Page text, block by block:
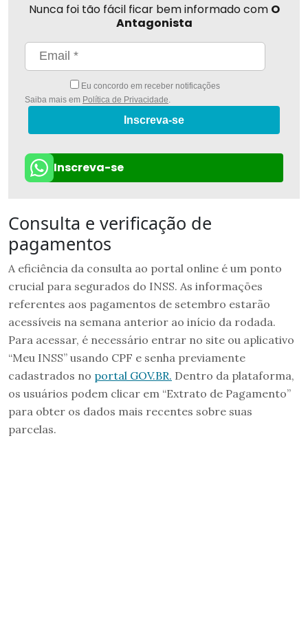
Nunca foi tão fácil ficar bem informado com O
Antagonista
Eu concordo em receber notificações
Saiba mais em Política de Privacidade
Inscreva-se
Inscreva-se
Consulta e verificação de
pagamentos
A eficiência da consulta ao portal online é um ponto
crucial para segurados do INSS. As informações
referentes aos pagamentos de setembro estarão
acessíveis na semana anterior ao início da rodada.
Para acessar, é necessário entrar no site ou aplicativo
“Meu INSS” usando CPF e senha previamente
cadastrados no portal GOV.BR. Dentro da plataforma,
os usuários podem clicar em “Extrato de Pagamento”
para obter os dados mais recentes sobre suas
parcelas.